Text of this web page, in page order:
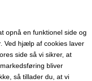
opnå en funktionel side og
Ved hjælp af cookies laver
side så vi sikrer, at
bliver
så tillader du, at vi